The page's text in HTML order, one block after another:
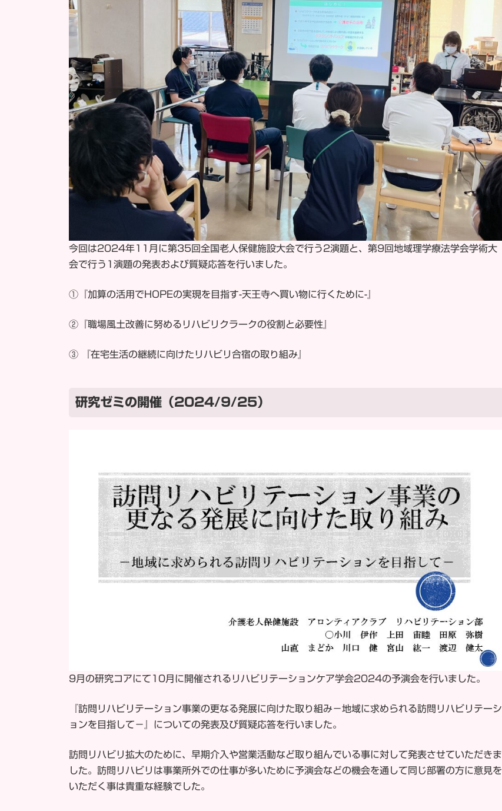
今回は2024年11月に第35回全国老人保健施設大会で行う2演題と、第9回地域理学療法学会学術大
会で行う1演題の発表および質疑応答を行いました。
①『加算の活用でHOPEの実現を目指す-天王寺へ買い物に行くために-』
②『職場風土改善に努めるリハビリクラークの役割と必要性』
③ 『在宅生活の継続に向けたリハビリ合宿の取り組み』
研究ゼミの開催（2024/9/25）
9月の研究コアにて10月に開催されるリハビリテーションケア学会2024の予演会を行いました。
『訪問リハビリテーション事業の更なる発展に向けた取り組み－地域に求められる訪問リハビリテーシ
ョンを目指して－』についての発表及び質疑応答を行いました。
訪問リハビリ拡大のために、早期介入や営業活動など取り組んでいる事に対して発表させていただきま
した。訪問リハビリは事業所外での仕事が多いために予演会などの機会を通して同じ部署の方に意見を
いただく事は貴重な経験でした。